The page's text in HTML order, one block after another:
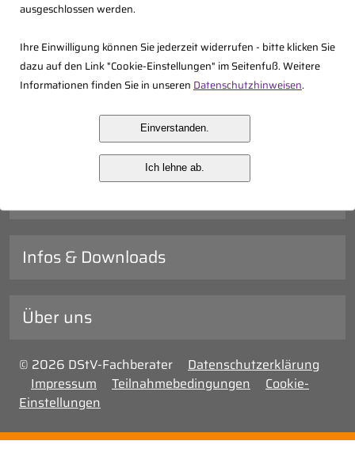
ausgeschlossen werden.
Ihre Einwilligung können Sie jederzeit widerrufen - bitte klicken Sie
dazu auf den Link "Cookie-Einstellungen" im Seitenfuß. Weitere
Informationen finden Sie in unseren Datenschutzhinweisen.
Einverstanden.
Ich lehne ab.
Fachberaterkonzept
Veranstaltungen
Infos & Downloads
Über uns
© 2026 DStV-Fachberater
Datenschutzerklärung
Impressum
Teilnahmebedingungen
Cookie-
Einstellungen